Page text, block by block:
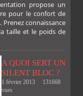
propose un
pour le confort de
connaissance
taille et le poids de
A QUOI SERT UN
SILENT BLOC ?
1 février 2013
131668
vues